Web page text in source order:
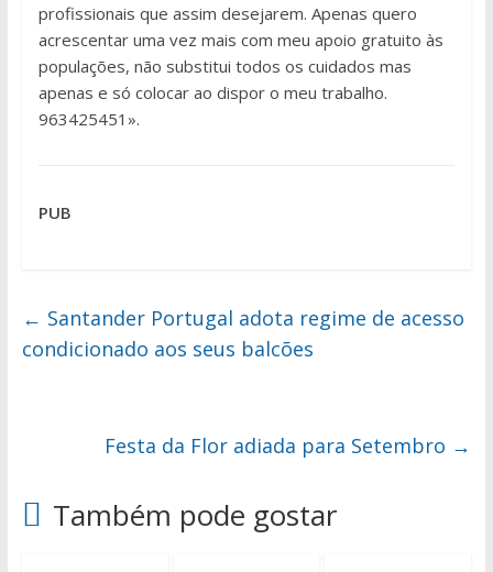
profissionais que assim desejarem. Apenas quero
acrescentar uma vez mais com meu apoio gratuito às
populações, não substitui todos os cuidados mas
apenas e só colocar ao dispor o meu trabalho.
963425451».
PUB
← Santander Portugal adota regime de acesso
condicionado aos seus balcões
Festa da Flor adiada para Setembro →
Também pode gostar